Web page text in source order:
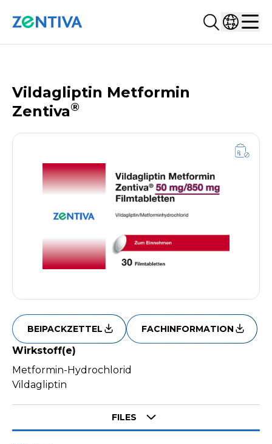
Suchen...
Land
Vildagliptin Metformin
Zentiva®
BEIPACKZETTEL FACHINFORMATION
Wirkstoff(e)
Metformin-Hydrochlorid
Vildagliptin
FILES